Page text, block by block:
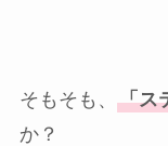
そもそも、 「ス
か？